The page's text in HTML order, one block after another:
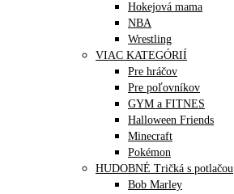
Hokejová mama
NBA
Wrestling
VIAC KATEGÓRIÍ
Pre hráčov
Pre poľovníkov
GYM a FITNES
Halloween Friends
Minecraft
Pokémon
HUDOBNÉ Tričká s potlačou
Bob Marley